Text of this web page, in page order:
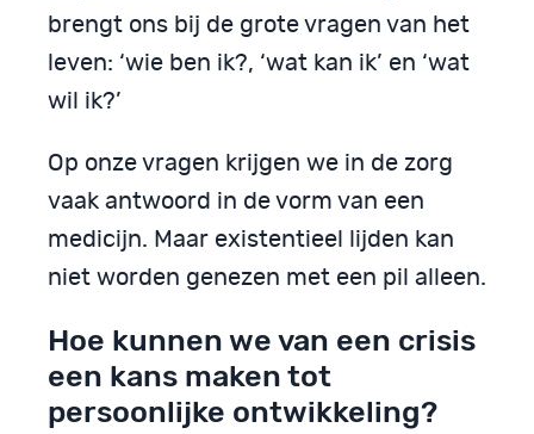
brengt ons bij de grote vragen van het
leven: ‘wie ben ik?, ‘wat kan ik’ en ‘wat
wil ik?’
Op onze vragen krijgen we in de zorg
vaak antwoord in de vorm van een
medicijn. Maar existentieel lijden kan
niet worden genezen met een pil alleen.
Hoe kunnen we van een crisis
een kans maken tot
persoonlijke ontwikkeling?